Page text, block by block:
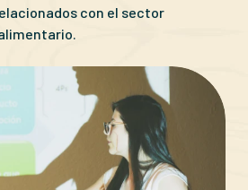
con el sector